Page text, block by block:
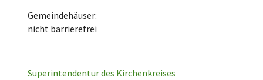
Gemeindehäuser:
nicht barrierefrei
Superintendentur des Kirchenkreises